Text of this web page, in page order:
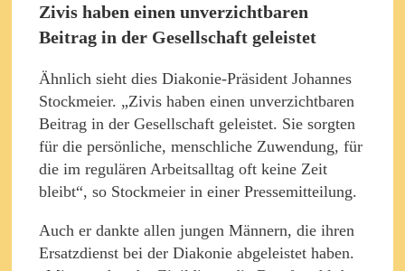
Zivis haben einen unverzichtbaren
Beitrag in der Gesellschaft geleistet
Ähnlich sieht dies Diakonie-Präsident Johannes
Stockmeier. „Zivis haben einen unverzichtbaren
Beitrag in der Gesellschaft geleistet. Sie sorgten
für die persönliche, menschliche Zuwendung, für
die im regulären Arbeitsalltag oft keine Zeit
bleibt“, so Stockmeier in einer Pressemitteilung.
Auch er dankte allen jungen Männern, die ihren
Ersatzdienst bei der Diakonie abgeleistet haben.